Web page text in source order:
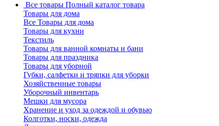
Все товары Полный каталог товара
Товары для дома
Все Товары для дома
Товары для кухни
Текстиль
Товары для ванной комнаты и бани
Товары для праздника
Товары для уборной
Губки, салфетки и тряпки для уборки
Хозяйственные товары
Уборочный инвентарь
Мешки для мусора
Хранение и уход за одеждой и обувью
Колготки, носки, одежда